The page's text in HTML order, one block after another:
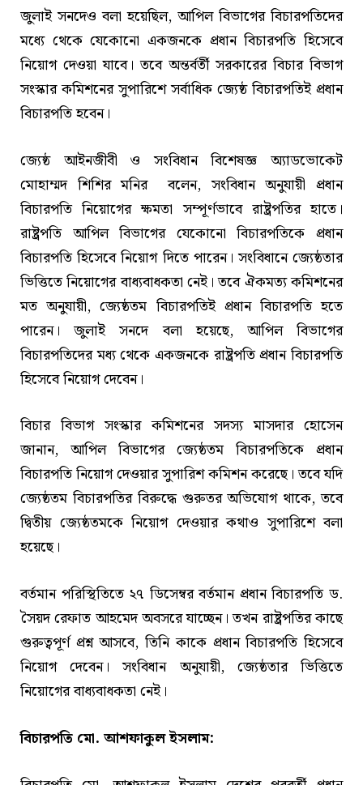
জুলাই সনদেও বলা হয়েছিল, আপিল বিভাগের বিচারপতিদের
মধ্যে থেকে যেকোনো একজনকে প্রধান বিচারপতি হিসেবে
নিয়োগ দেওয়া যাবে। তবে অন্তর্বর্তী সরকারের বিচার বিভাগ
সংস্কার কমিশনের সুপারিশে সর্বাধিক জ্যেষ্ঠ বিচারপতিই প্রধান
বিচারপতি হবেন।
জ্যেষ্ঠ আইনজীবী ও সংবিধান বিশেষজ্ঞ অ্যাডভোকেট
মোহাম্মদ শিশির মনির বলেন, সংবিধান অনুযায়ী প্রধান
বিচারপতি নিয়োগের ক্ষমতা সম্পূর্ণভাবে রাষ্ট্রপতির হাতে।
রাষ্ট্রপতি আপিল বিভাগের যেকোনো বিচারপতিকে প্রধান
বিচারপতি হিসেবে নিয়োগ দিতে পারেন। সংবিধানে জ্যেষ্ঠতার
ভিত্তিতে নিয়োগের বাধ্যবাধকতা নেই। তবে ঐকমত্য কমিশনের
মত অনুযায়ী, জ্যেষ্ঠতম বিচারপতিই প্রধান বিচারপতি হতে
পারেন। জুলাই সনদে বলা হয়েছে, আপিল বিভাগের
বিচারপতিদের মধ্য থেকে একজনকে রাষ্ট্রপতি প্রধান বিচারপতি
হিসেবে নিয়োগ দেবেন।
বিচার বিভাগ সংস্কার কমিশনের সদস্য মাসদার হোসেন
জানান, আপিল বিভাগের জ্যেষ্ঠতম বিচারপতিকে প্রধান
বিচারপতি নিয়োগ দেওয়ার সুপারিশ কমিশন করেছে। তবে যদি
জ্যেষ্ঠতম বিচারপতির বিরুদ্ধে গুরুতর অভিযোগ থাকে, তবে
দ্বিতীয় জ্যেষ্ঠতমকে নিয়োগ দেওয়ার কথাও সুপারিশে বলা
হয়েছে।
বর্তমান পরিস্থিতিতে ২৭ ডিসেম্বর বর্তমান প্রধান বিচারপতি ড.
সৈয়দ রেফাত আহমেদ অবসরে যাচ্ছেন। তখন রাষ্ট্রপতির কাছে
গুরুত্বপূর্ণ প্রশ্ন আসবে, তিনি কাকে প্রধান বিচারপতি হিসেবে
নিয়োগ দেবেন। সংবিধান অনুযায়ী, জ্যেষ্ঠতার ভিত্তিতে
নিয়োগের বাধ্যবাধকতা নেই।
বিচারপতি মো. আশফাকুল ইসলাম: